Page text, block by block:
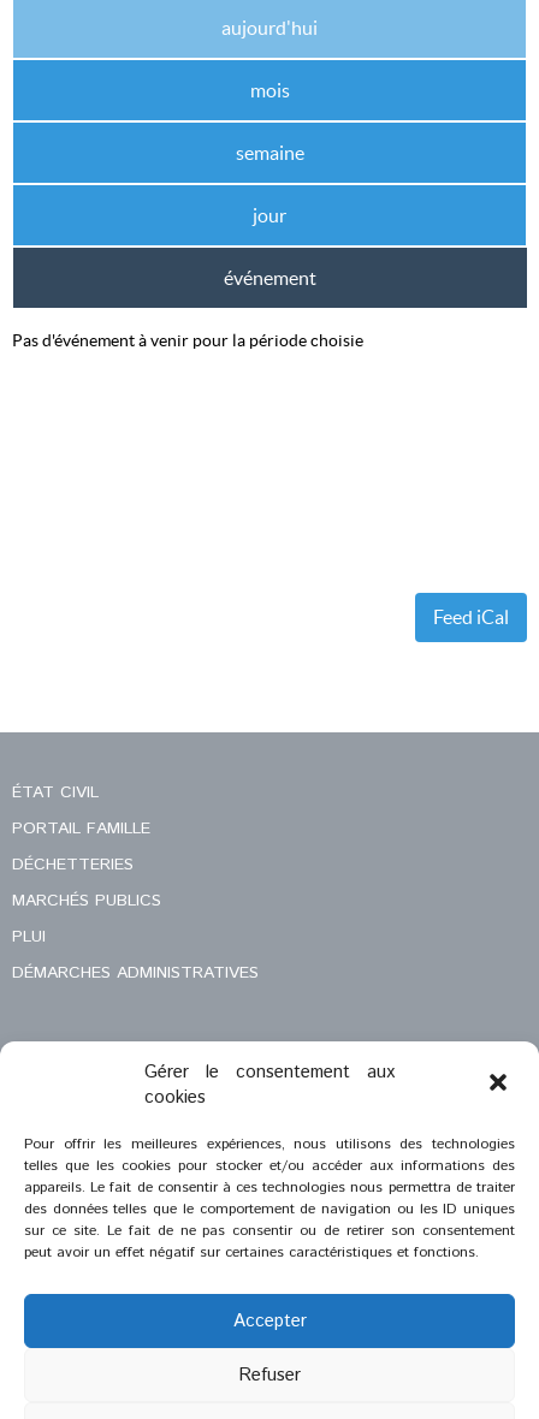
Gérer le consentement aux
cookies
Pour offrir les meilleures expériences, nous utilisons des technologies
telles que les cookies pour stocker et/ou accéder aux informations des
appareils. Le fait de consentir à ces technologies nous permettra de traiter
des données telles que le comportement de navigation ou les ID uniques
sur ce site. Le fait de ne pas consentir ou de retirer son consentement
peut avoir un effet négatif sur certaines caractéristiques et fonctions.
Accepter
Refuser
aujourd'hui
mois
semaine
jour
événement
Pas d'événement à venir pour la période choisie
Feed iCal
ÉTAT CIVIL
PORTAIL FAMILLE
DÉCHETTERIES
MARCHÉS PUBLICS
PLUI
DÉMARCHES ADMINISTRATIVES
MENTIONS LÉGALES